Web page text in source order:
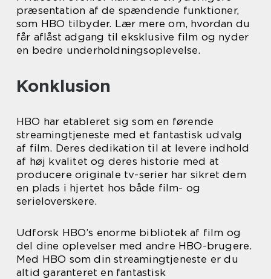
præsentation af de spændende funktioner,
som HBO tilbyder. Lær mere om, hvordan du
får aflåst adgang til eksklusive film og nyder
en bedre underholdningsoplevelse.
Konklusion
HBO har etableret sig som en førende
streamingtjeneste med et fantastisk udvalg
af film. Deres dedikation til at levere indhold
af høj kvalitet og deres historie med at
producere originale tv-serier har sikret dem
en plads i hjertet hos både film- og
serieloverskere.
Udforsk HBO’s enorme bibliotek af film og
del dine oplevelser med andre HBO-brugere.
Med HBO som din streamingtjeneste er du
altid garanteret en fantastisk